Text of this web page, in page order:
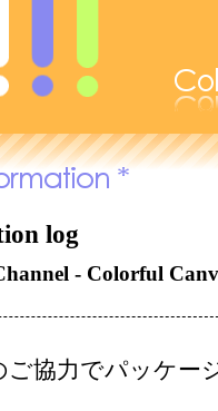
log
- Colorful
協力でパッケー